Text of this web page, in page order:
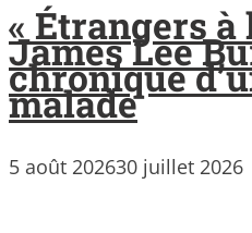
« Étrangers à
James Lee
chronique
malade
5 août 202630 juillet 2026